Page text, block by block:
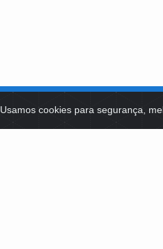
Usamos cookies para segurança,